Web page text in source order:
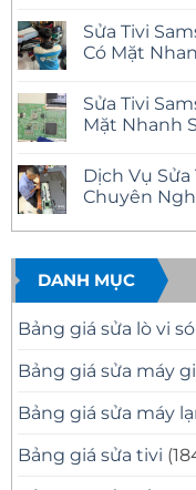
Phường
Bình
Trị
Tín
–
Có
Tại
Nhà
bình
luận
ở
Samsung
Tại
Nhà
Uy
Tín
–
Mặt
Báo
Giá
Minh
Bạch
Sửa Tivi
Có Mặt
bình
luận
ở
Samsung
Tại
Nhà
11
Tín
–
Có
Mặt
Nhanh,
Sửa
Bệnh
Sửa Tivi
Mặt Nhanh
bình
luận
ở
Tivi
Tại
Nhà
Quận
10
Uy
Tín
Mặt
Nhanh
30
Phút
Dịch Vụ
Chuyên
có
luận
ở
Dịch
Vụ
Sửa
Tivi
Tại
Nhà
8
Chuyên
DANH MỤC
Bảng giá sửa lò vi
Bảng giá sửa máy
Bảng giá sửa máy
Bảng giá sửa tivi